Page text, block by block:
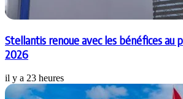
Stellantis renoue avec les bénéfices au
2026
il y a 23 heures